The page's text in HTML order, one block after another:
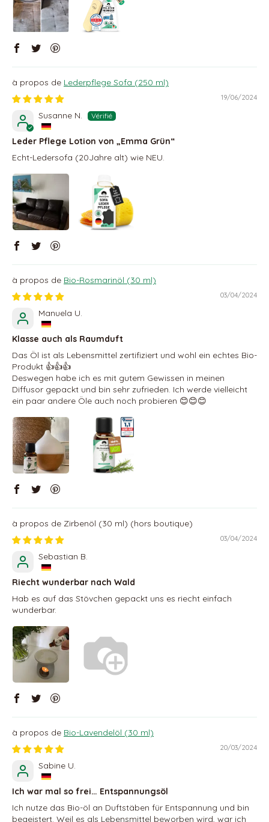
Lederpflege Sofa (250 ml)
19/06/2024
Susanne N.
Leder Pflege Lotion von „Emma Grün“
Echt-Ledersofa (20Jahre alt) wie NEU.
Bio-Rosmarinöl (30 ml)
03/04/2024
Manuela U.
Klasse auch als Raumduft
Das Öl ist als Lebensmittel zertifiziert und wohl ein echtes Bio-
Produkt 👍👍👍
Deswegen habe ich es mit gutem Gewissen in meinen
Diffusor gepackt und bin sehr zufrieden. Ich werde vielleicht
ein paar andere Öle auch noch probieren 😊😊😊
Zirbenöl (30 ml)
03/04/2024
Sebastian B.
Riecht wunderbar nach Wald
Hab es auf das Stövchen gepackt uns es riecht einfach
wunderbar.
Bio-Lavendelöl (30 ml)
20/03/2024
Sabine U.
Ich war mal so frei… Entspannungsöl
Ich nutze das Bio-öl an Duftstäben für Entspannung und bin
begeistert. Weil es als Lebensmittel beworben wird, war ich